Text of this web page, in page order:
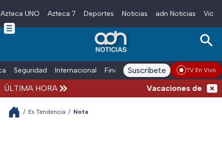
Skip to main content
Azteca UNO Azteca 7 Deportes Noticias adn Noticias
Seguridad Internacional Finanzas adn Noticias Radio
Suscríbete TV En Vivo
ÚLTIMA HORA Vacaciones de
/ Es Tendencia / Nota